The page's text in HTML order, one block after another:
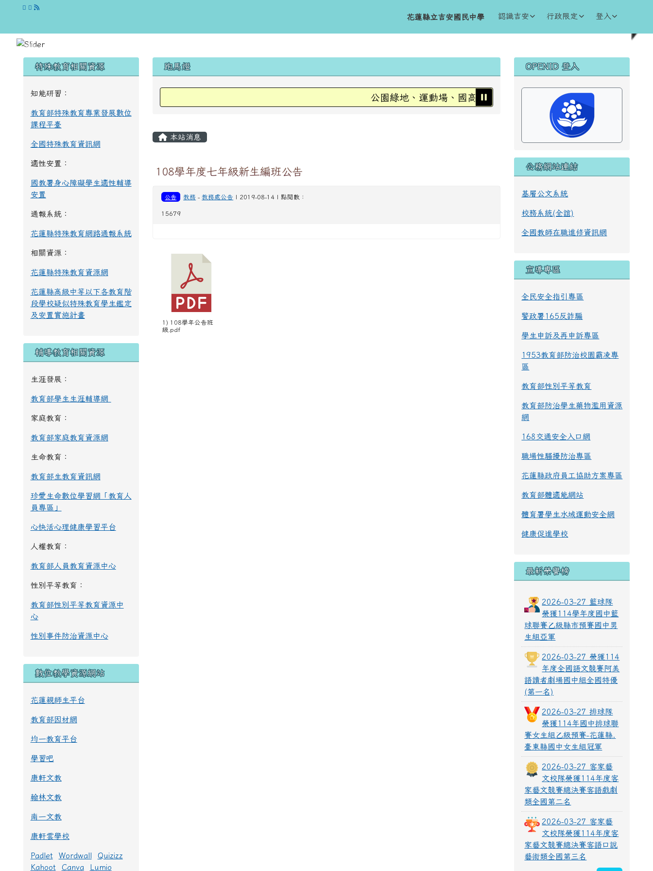
跳至主內容區
花蓮縣立吉安國民中學 花蓮縣立吉安國民中學 認識吉安 行政限定 登入
左邊區域內容
特殊教育相關資源
知能研習：
教育部特殊教育專業發展數位
課程平臺
全國特殊教育資訊網
適性安置：
國教署身心障礙學生適性輔導
安置
通報系統：
花蓮縣特殊教育網路通報系統
相關資源：
花蓮縣特殊教育資源網
花蓮縣高級中等以下各教育階
段學校疑似特殊教育學生鑑定
及安置實施計畫
輔導教育相關資源
生涯發展：
教育部學生生涯輔導網
家庭教育：
教育部家庭教育資源網
生命教育：
教育部生教育資訊網
珍愛生命數位學習網「教育人
員專區」
心快活心理健康學習平台
人權教育：
教育部人員教育資源中心
性別平等教育：
教育部性別平等教育資源中
心
性別事件防治資源中心
數位教學資源網站
花蓮親師生平台
教育部因材網
均一教育平台
學習吧
康軒文教
翰林文教
南一文教
康軒雲學校
Padlet Wordwall
Quizizz
Kahoot
Canva Lumio
上中區域內容
跑馬燈
公園綠地、運動場、國高中小學、幼兒園及醫療機構為禁菸場所
主內容區域
本站消息
108學年度七年級新生編班公告
公告 教務 -教務處公告 | 2019-08-14 | 點閱數：
15679
1) 108學年公告班
級.pdf
右邊區域內容
OPENID 登入
公務網站連結
基層公文系統
校務系統(全誼)
全國教師在職進修資訊網
宣導專區
全民安全指引專區
警政署165反詐騙
學生申訴及再申訴專區
1953教育部防治校園霸凌專
區
教育部性別平等教育
教育部防治學生藥物濫用資源
網
168交通安全入口網
職場性騷擾防治專區
花蓮縣政府員工協助方案專區
教育部體適能網站
體育署學生水域運動安全網
健康促進學校
最新榮譽榜
2026-03-27 籃球隊
榮獲114學年度國中籃
球聯賽乙級縣市預賽國中男
生組亞軍
2026-03-27 榮獲114
年度全國語文競賽阿美
語讀者劇場國中組全國特優
(第一名)
2026-03-27 排球隊
榮獲114年國中排球聯
賽女生組乙級預賽-花蓮縣.
臺東縣國中女生組冠軍
2026-03-27 客家藝
文校隊榮獲114年度客
家藝文競賽總決賽客語戲劇
類全國第二名
2026-03-27 客家藝
文校隊榮獲114年度客
家藝文競賽總決賽客語口說
藝術類全國第三名
頁尾區域